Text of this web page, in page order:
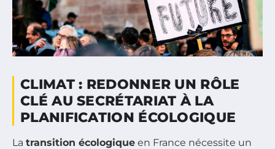
CLIMAT : REDONNER UN RÔLE
CLÉ AU SECRÉTARIAT À LA
PLANIFICATION ÉCOLOGIQUE
La transition écologique en France nécessite un